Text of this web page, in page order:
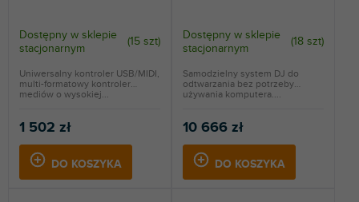
Dostępny w sklepie
stacjonarnym
(15 szt)
1 502 zł
DO KOSZYKA
Uniwersalny kontroler USB/MIDI,
multi-formatowy kontroler
mediów o wysokiej...
Dostępny w sklepie
stacjonarnym
(18 szt)
10 666 zł
DO KOSZYKA
Samodzielny system DJ do
odtwarzania bez potrzeby
używania komputera....